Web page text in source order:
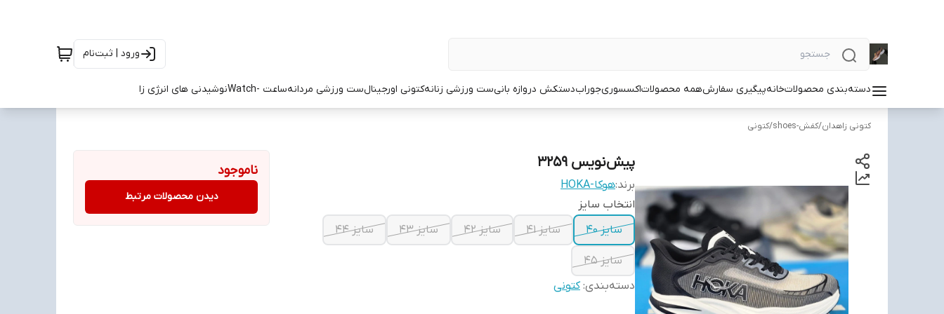
ورود | ثبت‌نام
دسته‌بندی محصولاتخانهپیگیری سفارشهمه محصولاتاکسسوریجورابدستکش دروازه بانیست ورزشی زنانهکتونی اورجینالست ورزشی مردانهساعت -Watch نوشیدنی های انرژی زا
کتونی زاهدان/کفش-shoes /کتونی
پیش‌نویس ۳۲۵۹
برند:هوکا-HOKA
انتخاب سایز
سایز 40
سایز 41 سایز 42 سایز 43 سایز 44
سایز 45
دسته‌بندی:کتونی
ناموجود
دیدن محصولات مرتبط